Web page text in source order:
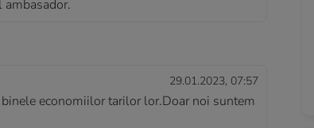
29.01.2023, 07:57
economiilor tarilor lor.Doar noi suntem